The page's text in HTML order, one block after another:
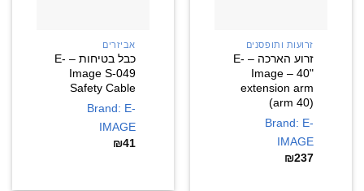
זרועות ותופסנים
זרוע הארכה – E-
Image – 40"
extension arm
(arm 40)
Brand: E-
IMAGE
₪237
אביזרים
כבל בטיחות – E-
Image S-049
Safety Cable
Brand: E-
IMAGE
₪41